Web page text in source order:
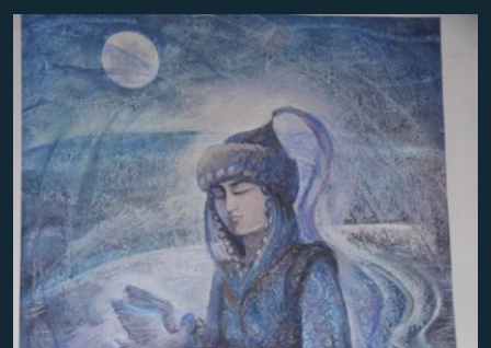
ДИНИ ТОРМЫШ
ПӘРӘВЕЗ
ФӘН-ФӘСМӘТӘН
КИНОХАНӘ
ӘЙДӘ ONLINE
IDEL.РЕАЛИИ
БЕЗГӘ КУШЫЛЫГЫЗ!
БАШКА ТЕЛЛӘРДӘ